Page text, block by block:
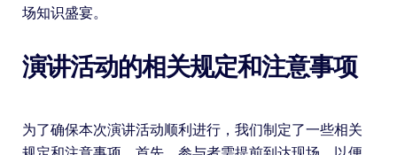
场知识盛宴。
演讲活动的相关规定和注意事项
为了确保本次演讲活动顺利进行，我们制定了一些相关